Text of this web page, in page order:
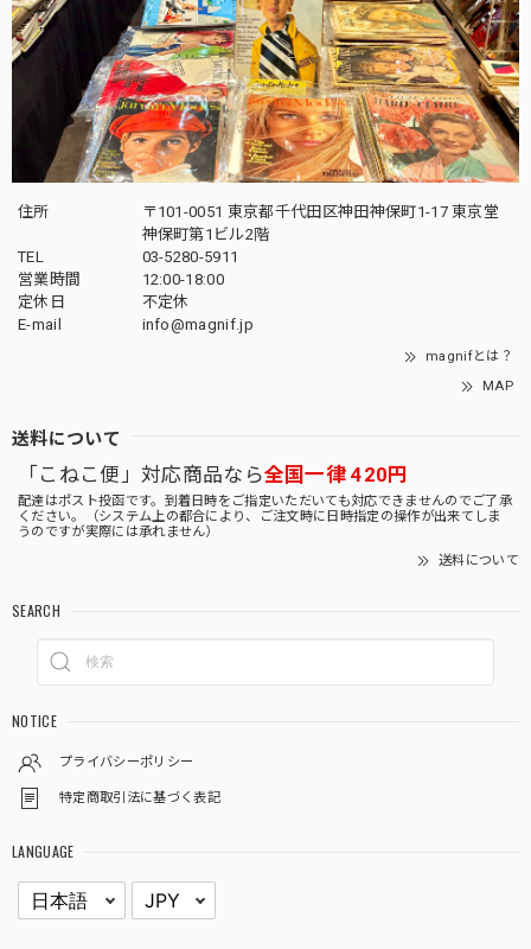
住所
〒101-0051 東京都千代田区神田神保町1-17 東京堂
神保町第1ビル2階
TEL
03-5280-5911
営業時間
12:00-18:00
定休日
不定休
E-mail
info@magnif.jp
magnifとは？
MAP
送料について
「こねこ便」対応商品なら全国一律 420円
配達はポスト投函です。到着日時をご指定いただいても対応できませんのでご了承
ください。（システム上の都合により、ご注文時に日時指定の操作が出来てしま
うのですが実際には承れません）
送料について
SEARCH
NOTICE
プライバシーポリシー
特定商取引法に基づく表記
LANGUAGE